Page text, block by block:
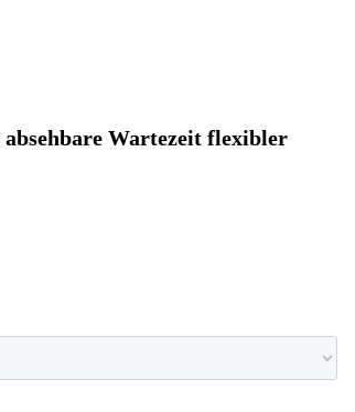
Wartezeit flexibler